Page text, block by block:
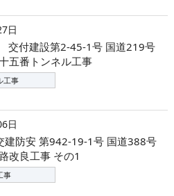
日
付建設第2-45-1号 国道219号
五番トンネル工事
工事
日
建防安 第942-19-1号 国道388号
改良工事 その1
事